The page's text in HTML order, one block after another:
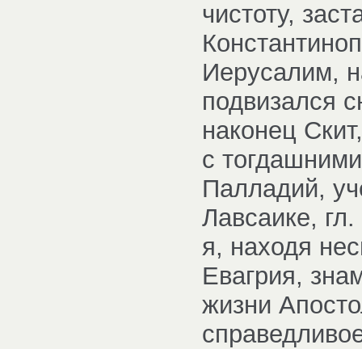
чистоту,
Иерусалим,
подвизался
наконец
с
Палладий,
Лавсаике,
я, находя
Евагрия,
жизни